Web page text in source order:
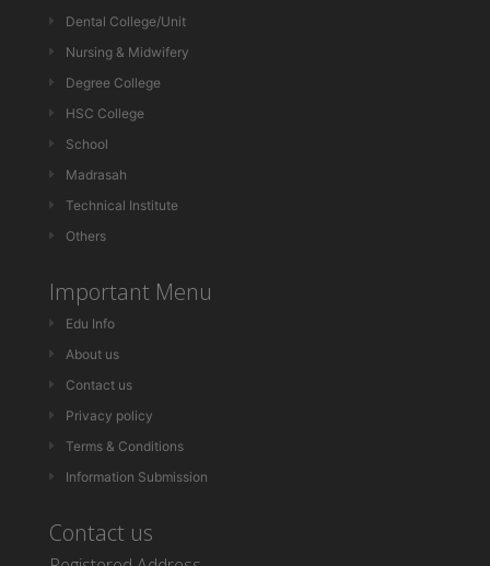
Dental College/Unit
Nursing & Midwifery
Degree College
HSC College
School
Madrasah
Technical Institute
Others
Important Menu
Edu Info
About us
Contact us
Privacy policy
Terms & Conditions
Information Submission
Contact us